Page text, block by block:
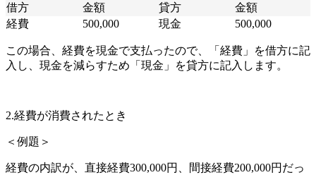
借方 金額 貸方
金額
経費
500,000 現金 500,000
この場合、経費を現金で支払ったので、「経費」を借方に記
入し、現金を減らすため「現金」を貸方に記入します。
2.経費が消費されたとき
＜例題＞
経費の内訳が、直接経費300,000円、間接経費200,000円だっ